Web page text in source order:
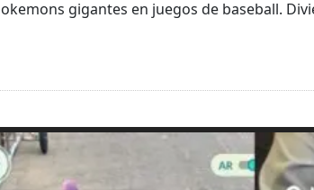
gigantes en juegos de baseball.